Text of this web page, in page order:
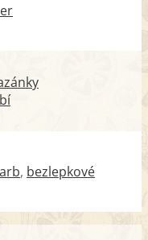
bezlepkové